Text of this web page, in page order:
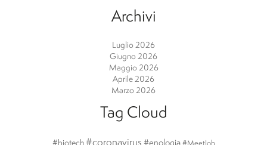
Archivi
Luglio 2026
Giugno 2026
Maggio 2026
Aprile 2026
Marzo 2026
Tag Cloud
#biotech #coronavirus #enologia #MeetJob